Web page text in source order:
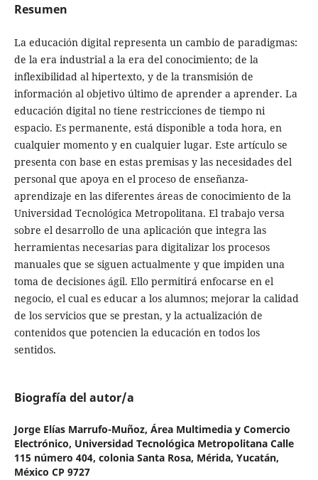
Resumen
La educación digital representa un cambio de paradigmas:
de la era industrial a la era del conocimiento; de la
inflexibilidad al hipertexto, y de la transmisión de
información al objetivo último de aprender a aprender. La
educación digital no tiene restricciones de tiempo ni
espacio. Es permanente, está disponible a toda hora, en
cualquier momento y en cualquier lugar. Este artículo se
presenta con base en estas premisas y las necesidades del
personal que apoya en el proceso de enseñanza-
aprendizaje en las diferentes áreas de conocimiento de la
Universidad Tecnológica Metropolitana. El trabajo versa
sobre el desarrollo de una aplicación que integra las
herramientas necesarias para digitalizar los procesos
manuales que se siguen actualmente y que impiden una
toma de decisiones ágil. Ello permitirá enfocarse en el
negocio, el cual es educar a los alumnos; mejorar la calidad
de los servicios que se prestan, y la actualización de
contenidos que potencien la educación en todos los
sentidos.
Biografía del autor/a
Jorge Elías Marrufo-Muñoz, Área Multimedia y Comercio
Electrónico, Universidad Tecnológica Metropolitana Calle
115 número 404, colonia Santa Rosa, Mérida, Yucatán,
México CP 9727